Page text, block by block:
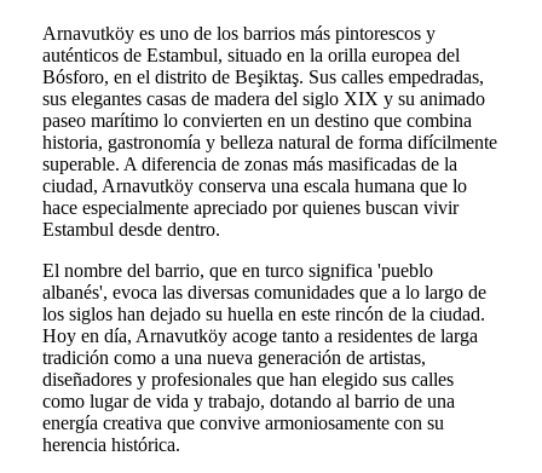
Arnavutköy es uno de los barrios más pintorescos y
auténticos de Estambul, situado en la orilla europea del
Bósforo, en el distrito de Beşiktaş. Sus calles empedradas,
sus elegantes casas de madera del siglo XIX y su animado
paseo marítimo lo convierten en un destino que combina
historia, gastronomía y belleza natural de forma difícilmente
superable. A diferencia de zonas más masificadas de la
ciudad, Arnavutköy conserva una escala humana que lo
hace especialmente apreciado por quienes buscan vivir
Estambul desde dentro.
El nombre del barrio, que en turco significa 'pueblo
albanés', evoca las diversas comunidades que a lo largo de
los siglos han dejado su huella en este rincón de la ciudad.
Hoy en día, Arnavutköy acoge tanto a residentes de larga
tradición como a una nueva generación de artistas,
diseñadores y profesionales que han elegido sus calles
como lugar de vida y trabajo, dotando al barrio de una
energía creativa que convive armoniosamente con su
herencia histórica.